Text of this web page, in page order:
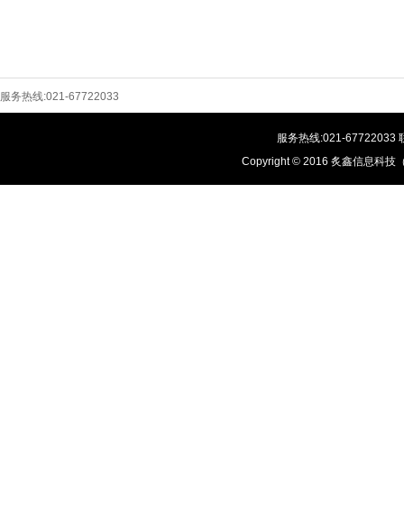
服务热线:021-67722033
服务热线:021-67722033
Copyright © 2016 炙鑫信息科技